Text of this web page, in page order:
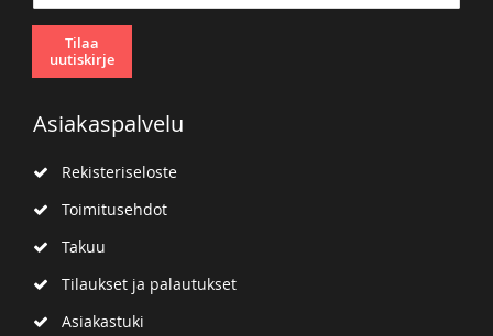
Tilaa
uutiskirje
Asiakaspalvelu
Rekisteriseloste
Toimitusehdot
Takuu
Tilaukset ja palautukset
Asiakastuki